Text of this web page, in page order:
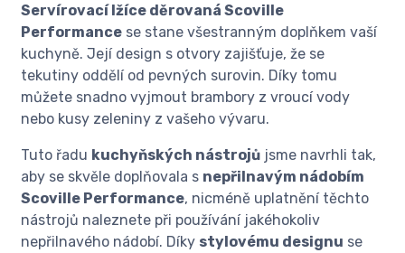
Servírovací lžíce děrovaná Scoville
Performance se stane všestranným doplňkem vaší
kuchyně. Její design s otvory zajišťuje, že se
tekutiny oddělí od pevných surovin. Díky tomu
můžete snadno vyjmout brambory z vroucí vody
nebo kusy zeleniny z vašeho vývaru.
Tuto řadu kuchyňských nástrojů jsme navrhli tak,
aby se skvěle doplňovala s nepřilnavým nádobím
Scoville Performance, nicméně uplatnění těchto
nástrojů naleznete při používání jakéhokoliv
nepřilnavého nádobí. Díky stylovému designu se